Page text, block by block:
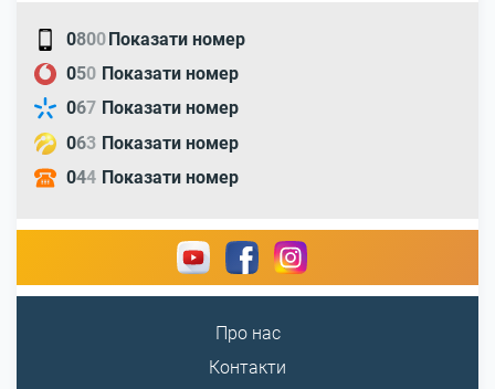
0800Показати номер
050 Показати номер
067 Показати номер
063 Показати номер
044 Показати номер
Про нас
Контакти